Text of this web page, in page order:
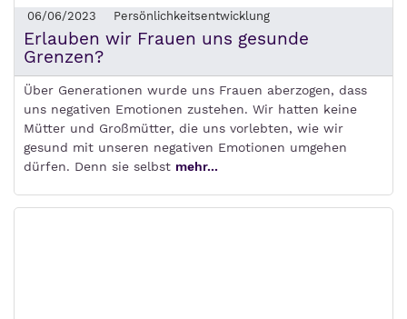
06/06/2023 Persönlichkeitsentwicklung
Erlauben wir Frauen uns gesunde
Grenzen?
Über Generationen wurde uns Frauen aberzogen, dass
uns negativen Emotionen zustehen. Wir hatten keine
Mütter und Großmütter, die uns vorlebten, wie wir
gesund mit unseren negativen Emotionen umgehen
dürfen. Denn sie selbst mehr...